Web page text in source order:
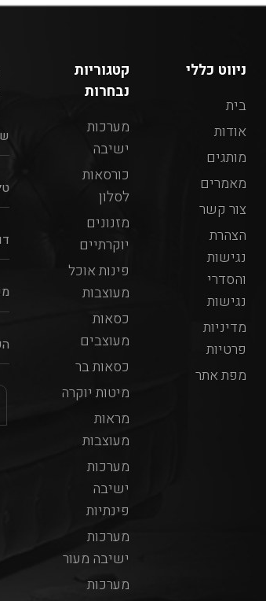
ניווט כללי
בית
אודות
מותגים
מאמרים
צור קשר
הצהרת
נגישות
והסדרי
נגישות
מדיניות
פרטיות
מפת אתר
קטגוריות
נבחרות
מערכות
ישיבה
כורסאות
לסלון
מזנונים
יוקרתיים
פינות אוכל
מעוצבות
כסאות
מעוצבים
כסאות בר
מיטות יוקרה
מראות
מעוצבות
מערכות
ישיבה
פינתיות
מערכות
ישיבה מעור
מערכות